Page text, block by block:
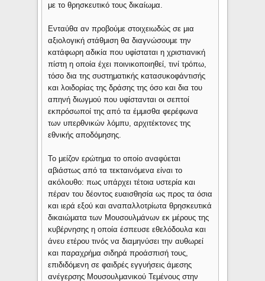
με το θρησκευτικό τους δικαίωμα.
Ενταύθα αν προβούμε στοιχειωδώς σε μια
αξιολογική στάθμιση θα διαγνώσουμε την
κατάφωρη αδικία που υφίσταται η χριστιανική
πίστη η οποία έχει ποινικοποιηθεί, τινί τρόπω,
τόσο δια της συστηματικής κατασυκοφάντισής
και λοιδορίας της δράσης της όσο και δια του
απηνή διωγμού που υφίστανται οι σεπτοί
εκπρόσωποί της από τα έμμισθα φερέφωνα
των υπερθνικών λόμπυ, αρχιτέκτονες της
εθνικής αποδόμησης.
Το μείζον ερώτημα το οποίο αναφύεται
αβιάστως από τα τεκταινόμενα είναι το
ακόλουθο: πως υπάρχει τέτοια υστερία και
πέραν του δέοντος ευαισθησία ως προς τα όσια
και ιερά εξού και αναπαλλοτρίωτα θρησκευτικά
δικαιώματα των Μουσουλμάνων εκ μέρους της
κυβέρνησης η οποία έσπευσε εθελόδουλα και
άνευ ετέρου τινός να διαμηνύσει την αυθωρεί
και παραχρήμα σιδηρά προάσπισή τους,
επιδιδόμενη σε φαιδρές εγγυήσεις άμεσης
ανέγερσης Μουσουλμανικού Τεμένους στην